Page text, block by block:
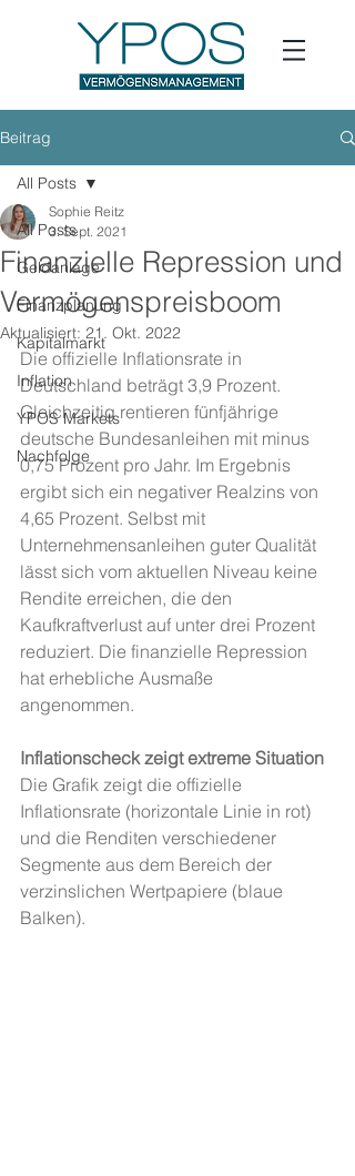
Beitrag
All Posts
Geldanlage
Finanzplanung
Kapitalmarkt
Inflation
YPOS Markets
Nachfolge
All Posts
Finanzielle Repression und
Vermögenspreisboom
Sophie Reitz
3. Sept. 2021
Aktualisiert: 21. Okt. 2022
Die offizielle Inflationsrate in
Deutschland beträgt 3,9 Prozent.
Gleichzeitig rentieren fünfjährige
deutsche Bundesanleihen mit minus
0,75 Prozent pro Jahr. Im Ergebnis
ergibt sich ein negativer Realzins von
4,65 Prozent. Selbst mit
Unternehmensanleihen guter Qualität
lässt sich vom aktuellen Niveau keine
Rendite erreichen, die den
Kaufkraftverlust auf unter drei Prozent
reduziert. Die finanzielle Repression
hat erhebliche Ausmaße
angenommen.
Inflationscheck zeigt extreme Situation
Die Grafik zeigt die offizielle
Inflationsrate (horizontale Linie in rot)
und die Renditen verschiedener
Segmente aus dem Bereich der
verzinslichen Wertpapiere (blaue
Balken).